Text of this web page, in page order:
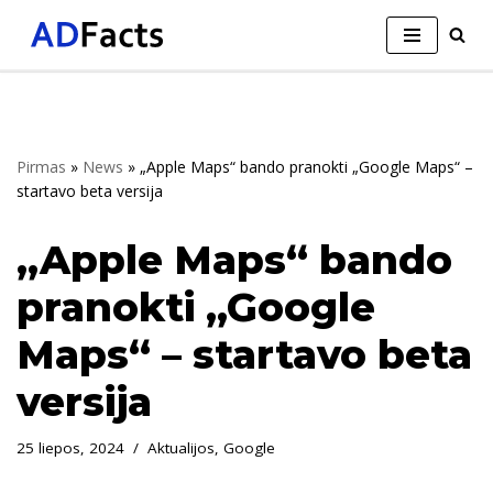
Pirmas » News » „Apple Maps“ bando pranokti „Google Maps“ –
startavo beta versija
„Apple Maps“ bando
pranokti „Google
Maps“ – startavo beta
versija
25 liepos, 2024 Aktualijos, Google